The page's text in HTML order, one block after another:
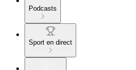
Podcasts
Sport en direct